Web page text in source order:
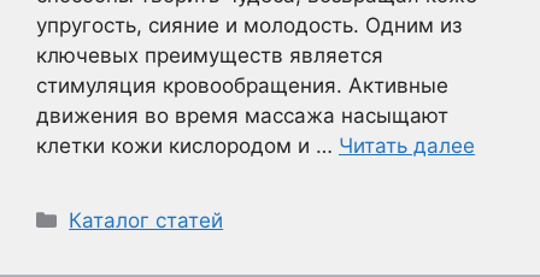
упругость, сияние и молодость. Одним из
ключевых преимуществ является
стимуляция кровообращения. Активные
движения во время массажа насыщают
клетки кожи кислородом и … Читать далее
Рубрики
Каталог статей